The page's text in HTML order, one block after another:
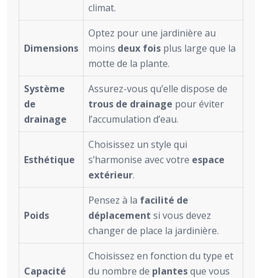
climat.
Dimensions
Optez pour une jardinière au
moins deux fois plus large que la
motte de la plante.
Système
de
drainage
Assurez-vous qu’elle dispose de
trous de drainage pour éviter
l’accumulation d’eau.
Esthétique
Choisissez un style qui
s’harmonise avec votre espace
extérieur.
Poids
Pensez à la facilité de
déplacement si vous devez
changer de place la jardinière.
Capacité
Choisissez en fonction du type et
du nombre de plantesque vous